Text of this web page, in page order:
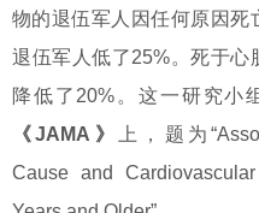
物的退伍军人因任何原因死
退伍军人低了25%。死于心
降低了20%。这一研究小
《JAMA》
上，题为
Cause and